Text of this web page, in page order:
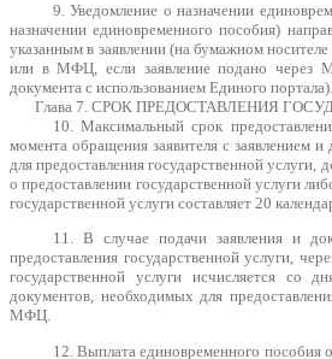
9. Уведомление о назначении
назначении единовременного пособия)
указанным в заявлении (на бумажном
или в МФЦ, если заявление подано через
документа с использованием Единого портала).
Глава 7. СРОК ПРЕДОСТАВЛЕНИЯ
10. Максимальный срок
момента обращения заявителя с заявлением
для предоставления государственной
о предоставлении государственной услуги
государственной услуги составляет 20
11. В случае подачи заявления и
предоставления государственной услуги,
государственной услуги исчисляется со
документов, необходимых для
МФЦ.
12. Выплата единовременного пособия